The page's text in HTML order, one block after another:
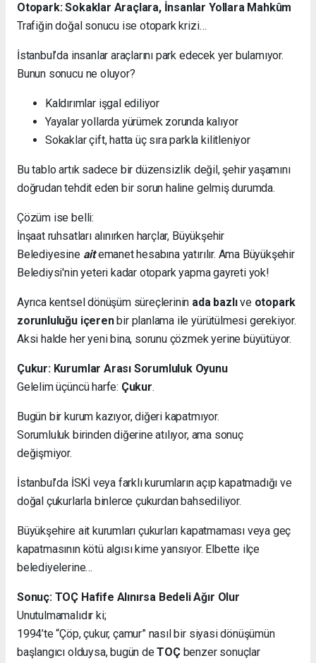
Otopark: Sokaklar Araçlara, İnsanlar Yollara Mahkûm
Trafiğin doğal sonucu ise otopark krizi…
İstanbul’da insanlar araçlarını park edecek yer bulamıyor.
Bunun sonucu ne oluyor?
Kaldırımlar işgal ediliyor
Yayalar yollarda yürümek zorunda kalıyor
Sokaklar çift, hatta üç sıra parkla kilitleniyor
Bu tablo artık sadece bir düzensizlik değil, şehir yaşamını
doğrudan tehdit eden bir sorun haline gelmiş durumda.
Çözüm ise belli:
İnşaat ruhsatları alınırken harçlar, Büyükşehir
Belediyesine aitemanet hesabına yatırılır. Ama Büyükşehir
Belediysi'nin yeteri kadar otopark yapma gayreti yok!
Ayrıca kentsel dönüşüm süreçlerinin ada bazlıve otopark
zorunluluğu içerenbir planlama ile yürütülmesi gerekiyor.
Aksi halde her yeni bina, sorunu çözmek yerine büyütüyor.
Çukur: Kurumlar Arası Sorumluluk Oyunu
Gelelim üçüncü harfe: Çukur.
Bugün bir kurum kazıyor, diğeri kapatmıyor.
Sorumluluk birinden diğerine atılıyor, ama sonuç
değişmiyor.
İstanbul’da İSKİ veya farklı kurumların açıp kapatmadığı ve
doğal çukurlarla binlerce çukurdan bahsediliyor.
Büyükşehire ait kurumları çukurları kapatmaması veya geç
kapatmasının kötü algısı kime yansıyor. Elbette ilçe
belediyelerine…
Sonuç: TOÇ Hafife Alınırsa Bedeli Ağır Olur
Unutulmamalıdır ki;
1994’te “Çöp, çukur, çamur” nasıl bir siyasi dönüşümün
başlangıcı olduysa, bugün deTOÇbenzer sonuçlar